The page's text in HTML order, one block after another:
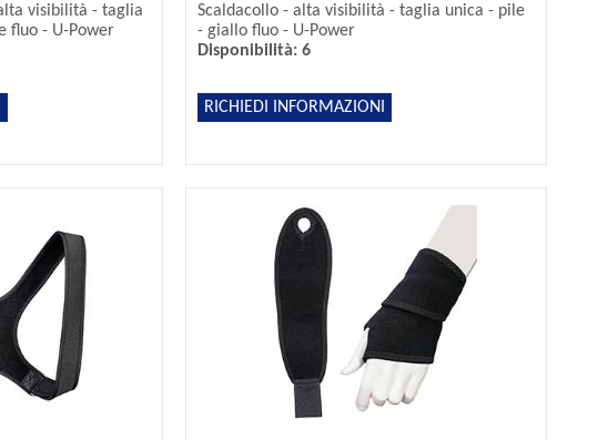
visibilità - taglia
fluo - U-Power
Scaldacollo - alta visibilità - taglia unica - pile
- giallo fluo - U-Power
Disponibilità: 6
RICHIEDI INFORMAZIONI